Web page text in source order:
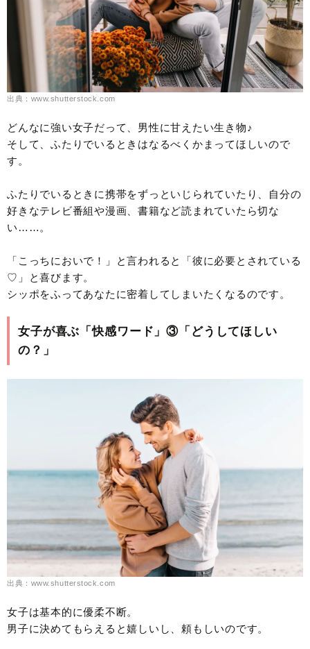
出典：www.shutterstock.com
どんなに強い女子だって、男性に甘えたい生き物♪
そして、ふたりでいるときはなるべくかまってほしいので
す。
ふたりでいるときに携帯をずっといじられていたり、自分の
好きなテレビ番組や漫画、書籍など読まれていたら切な
い……。
「こっちにおいで！」と言われると「彼に必要とされている
♡」と喜びます。
シッポをふってあなたに密着してしまいたくなるのです。
女子が喜ぶ「快感ワード」③「どうしてほしい
の？」
出典：www.shutterstock.com
女子は基本的に優柔不断。
男子に決めてもらえると嬉しいし、頼もしいのです。